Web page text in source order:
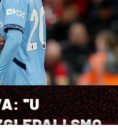
''U
SMO